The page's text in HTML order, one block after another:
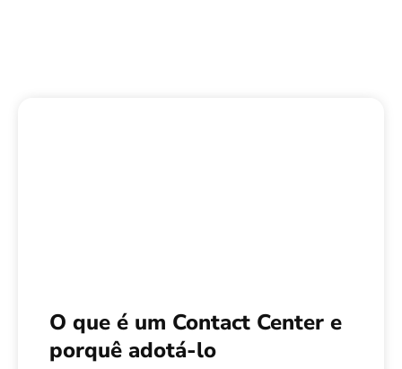
O que é um Contact Center e
porquê adotá-lo